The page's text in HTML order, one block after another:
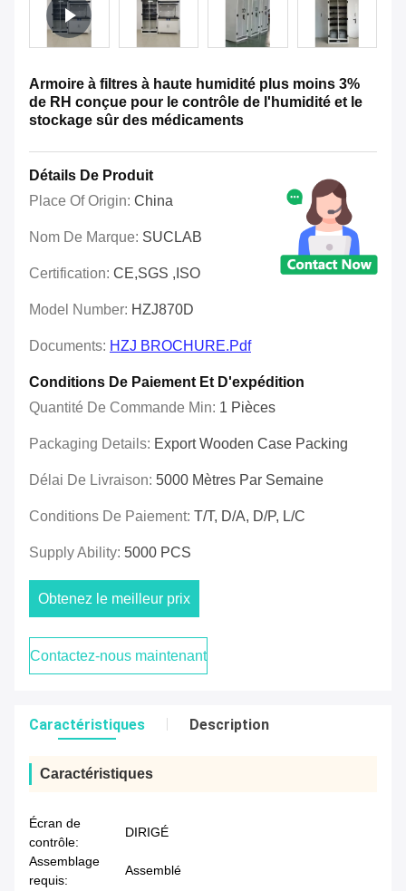
Armoire à filtres à haute humidité plus moins 3%
de RH conçue pour le contrôle de l'humidité et le
stockage sûr des médicaments
Détails De Produit
Place Of Origin: China
Nom De Marque: SUCLAB
Certification: CE,SGS ,ISO
Model Number: HZJ870D
Documents: HZJ BROCHURE.pdf
Conditions De Paiement Et D'expédition
Quantité De Commande Min: 1 Pièces
Packaging Details: Export Wooden Case Packing
Délai De Livraison: 5000 Mètres Par Semaine
Conditions De Paiement: T/T, D/A, D/P, L/C
Supply Ability: 5000 PCS
Obtenez le meilleur prix
Contactez-nous maintenant
Caractéristiques Description
Caractéristiques
Écran de
contrôle:
DIRIGÉ
Assemblage
requis:
Assemblé